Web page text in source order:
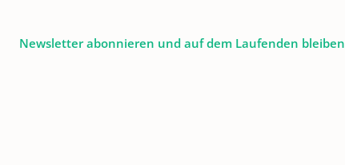
Newsletter abonnieren und auf dem Laufenden bleiben